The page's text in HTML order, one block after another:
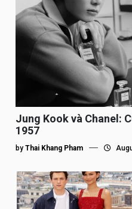
Jung Kook và Chanel:
1957
by Thai Khang Pham